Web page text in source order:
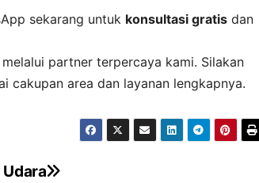
sekarang untuk konsultasi gratis dan
partner terpercaya kami. Silakan
cakupan area dan layanan lengkapnya.
Udara